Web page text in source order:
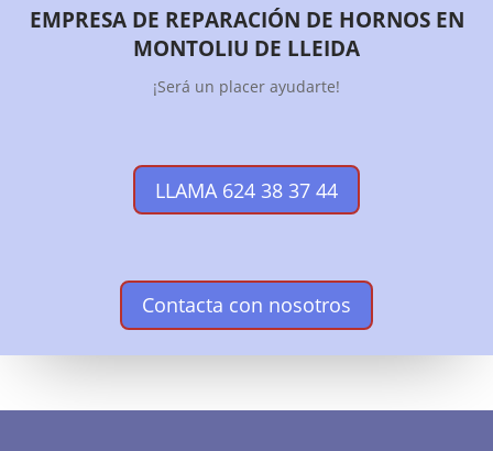
EMPRESA DE REPARACIÓN DE HORNOS EN
MONTOLIU DE LLEIDA
¡Será un placer ayudarte!
LLAMA 624 38 37 44
Contacta con nosotros